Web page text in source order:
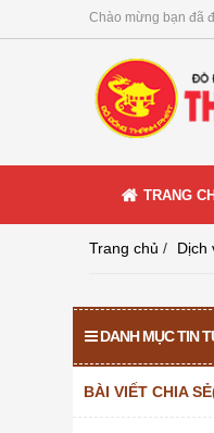
Chào mừng bạn đã
TRANG
Trang chủ / Dịch
DANH MỤC TIN
BÀI VIẾT CHIA